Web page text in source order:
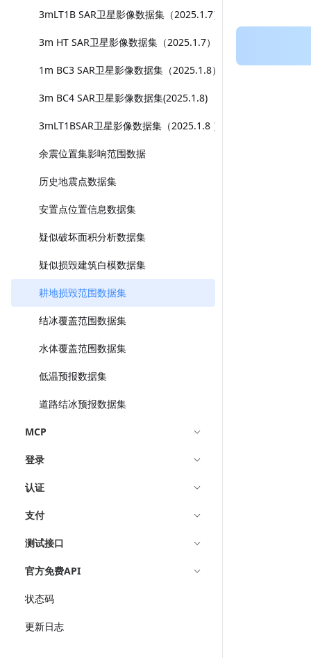
3mLT1B SAR卫星影像数据集（2025.1.7）
3m HT SAR卫星影像数据集（2025.1.7）
1m BC3 SAR卫星影像数据集（2025.1.8）
3m BC4 SAR卫星影像数据集(2025.1.8)
3mLT1BSAR卫星影像数据集（2025.1.8 ）
余震位置集影响范围数据
历史地震点数据集
安置点位置信息数据集
疑似破坏面积分析数据集
疑似损毁建筑白模数据集
耕地损毁范围数据集
结冰覆盖范围数据集
水体覆盖范围数据集
低温预报数据集
道路结冰预报数据集
MCP
登录
认证
支付
测试接口
官方免费API
状态码
更新日志